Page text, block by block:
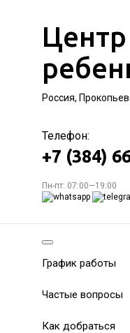
Россия,
Телефон:
+7 (384)
Пн-пт: 07:00—19:00
График работы
Частые вопросы
Как добраться